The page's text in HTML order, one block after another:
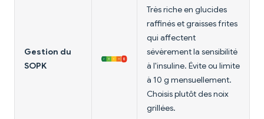
Gestion du
SOPK
Très riche en glucides
raffinés et graisses frites
qui affectent
sévèrement la sensibilité
à l'insuline. Évite ou limite
à 10 g mensuellement.
Choisis plutôt des noix
grillées.